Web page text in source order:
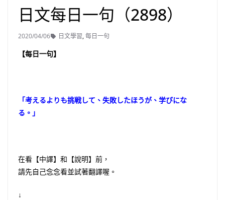
日文每日一句（2898）
2020/04/06 日文學習,每日一句
【每日一句】
「考えるよりも挑戦して、失敗したほうが、学びにな
る。」
在看【中譯】和【說明】前，
請先自己念念看並試著翻譯喔。
↓